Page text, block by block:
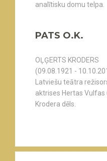
analītisku domu telpa.
PATS O.K.
OĻĢERTS KRODERS
(09.08.1921 -
Latviešu teātra
aktrises Hertas
Krodera dēls.